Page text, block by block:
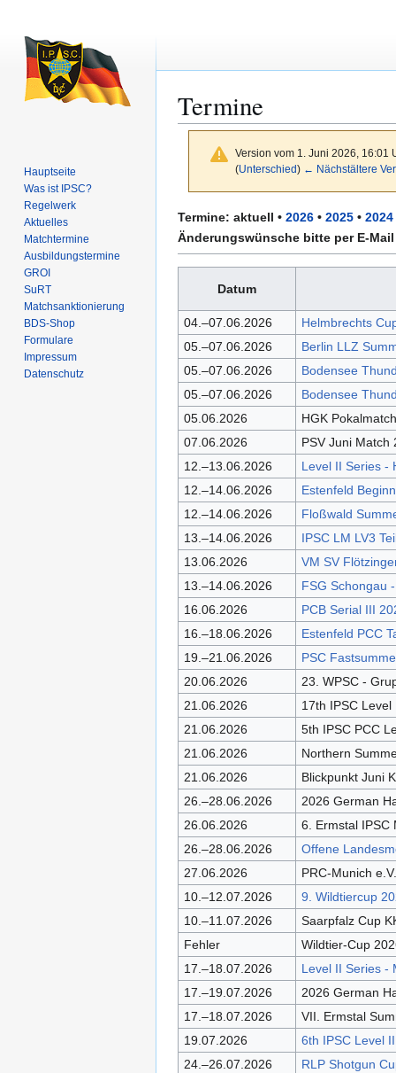
Termine
Version vom 1. Juni 2026, 16:01
(Unterschied) ← Nächstältere
Zur
Navigation
springen
Zur
Suche
springen
Termine: aktuell • 2026 • 2025 • 2024
Änderungswünsche bitte per E-
Datum
04.–07.06.2026
Helmbrechts
05.–07.06.2026
Berlin LLZ
05.–07.06.2026
Bodensee
05.–07.06.2026
Bodensee
05.06.2026
HGK
07.06.2026
PSV Juni Match
12.–13.06.2026
Level II Series -
12.–14.06.2026
Estenfeld
12.–14.06.2026
Floßwald
13.–14.06.2026
IPSC LM LV3
13.06.2026
VM SV
13.–14.06.2026
FSG Schongau
16.06.2026
PCB Serial III
16.–18.06.2026
Estenfeld PCC
19.–21.06.2026
PSC
20.06.2026
23. WPSC -
21.06.2026
17th IPSC
21.06.2026
5th IPSC PCC
21.06.2026
Northern
21.06.2026
Blickpunkt Juni
26.–28.06.2026
2026 German
26.06.2026
6. Ermstal IPSC
26.–28.06.2026
Offene
27.06.2026
PRC-Munich
10.–12.07.2026
9. Wildtiercup
10.–11.07.2026
Saarpfalz Cup
Fehler
Wildtier-Cup
17.–18.07.2026
Level II Series -
17.–19.07.2026
2026 German
17.–18.07.2026
VII. Ermstal
19.07.2026
6th IPSC Level
24.–26.07.2026
RLP Shotgun
Hauptseite
Was ist IPSC?
Regelwerk
Aktuelles
Matchtermine
Ausbildungs­termine
GROI
SuRT
Match­sanktionierung
BDS-Shop
Formulare
Impressum
Datenschutz